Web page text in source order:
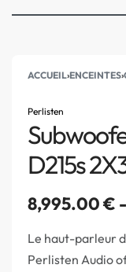
ACCUEIL›ENCEINTES›
Perlisten
D215s
8,995.00€
Le haut-parleur
Perlisten Audio